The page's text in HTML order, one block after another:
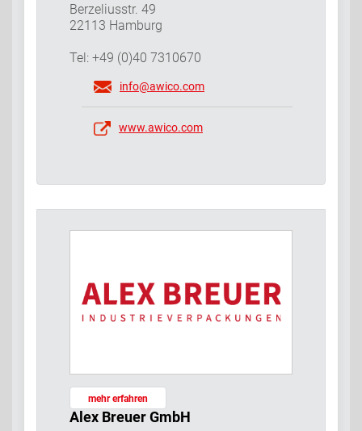
Berzeliusstr. 49
22113 Hamburg
Tel: +49 (0)40 7310670
info@awico.com
www.awico.com
mehr erfahren
Alex Breuer GmbH